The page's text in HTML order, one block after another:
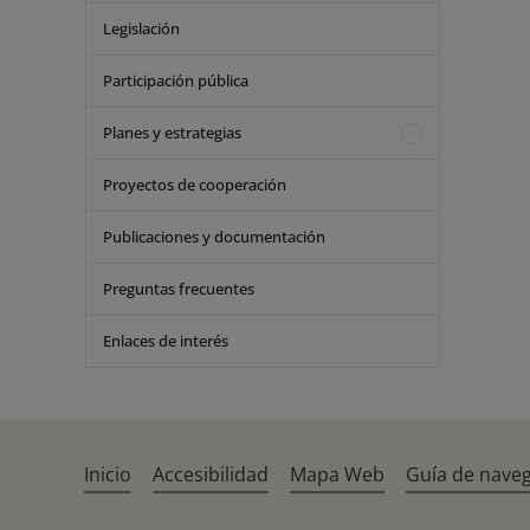
Legislación
Participación pública
Planes y estrategias
Proyectos de cooperación
Publicaciones y documentación
Preguntas frecuentes
Enlaces de interés
Inicio Accesibilidad Mapa Web Guía de